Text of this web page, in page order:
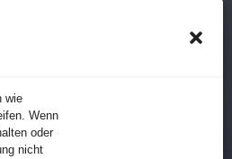
wie
Wenn
oder
nicht